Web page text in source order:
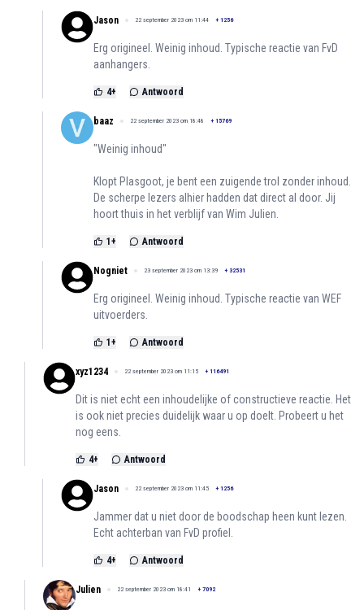
Jason 22 september 2023 om 11:44 + 1256
Erg origineel. Weinig inhoud. Typische reactie van FvD
aanhangers.
4+ Antwoord
baaz 22 september 2023 om 18:48 + 15769
"Weinig inhoud"
Klopt Plasgoot, je bent een zuigende trol zonder inhoud.
De scherpe lezers alhier hadden dat direct al door. Jij
hoort thuis in het verblijf van Wim Julien.
1 + Antwoord
Nogniet 23 september 2023 om 13:39 + 32531
Erg origineel. Weinig inhoud. Typische reactie van WEF
uitvoerders.
1 + Antwoord
xyz1234 22 september 2023 om 11:15 + 116491
Dit is niet echt een inhoudelijke of constructieve reactie. Het
is ook niet precies duidelijk waar u op doelt. Probeert u het
nog eens.
4+ Antwoord
Jason 22 september 2023 om 11:45 + 1256
Jammer dat u niet door de boodschap heen kunt lezen.
Echt achterban van FvD profiel.
4+ Antwoord
Julien 22 september 2023 om 18:41 + 7092